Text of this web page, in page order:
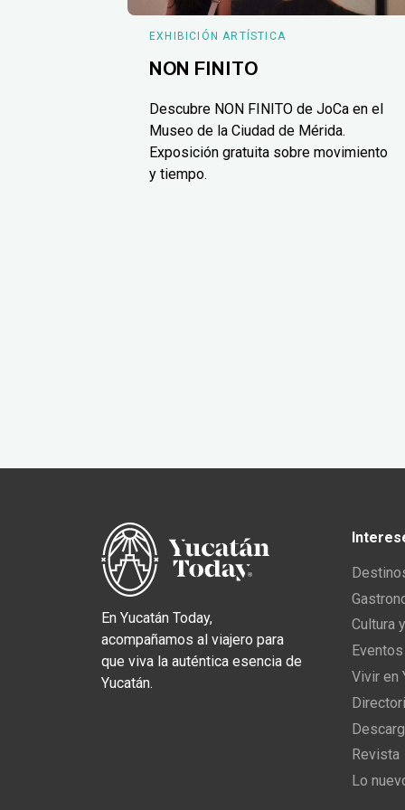
EXHIBICIÓN ARTÍSTICA
NON FINITO
Descubre NON FINITO de JoCa en el
Museo de la Ciudad de Mérida.
Exposición gratuita sobre movimiento
y tiempo.
En Yucatán Today,
acompañamos al viajero para
que viva la auténtica esencia de
Yucatán.
Cultura
Vivir en
Revista
Lo